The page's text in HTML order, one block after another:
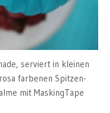
serviert in kleinen
farbenen Spitzen-
mit MaskingTape